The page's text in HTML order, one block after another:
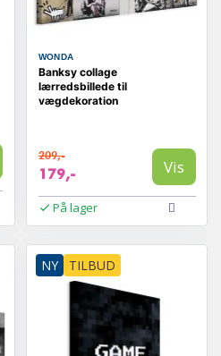
WONDA
Banksy collage
lærredsbillede til
vægdekoration
209,-
179,- Vis
På lager
NY TILBUD